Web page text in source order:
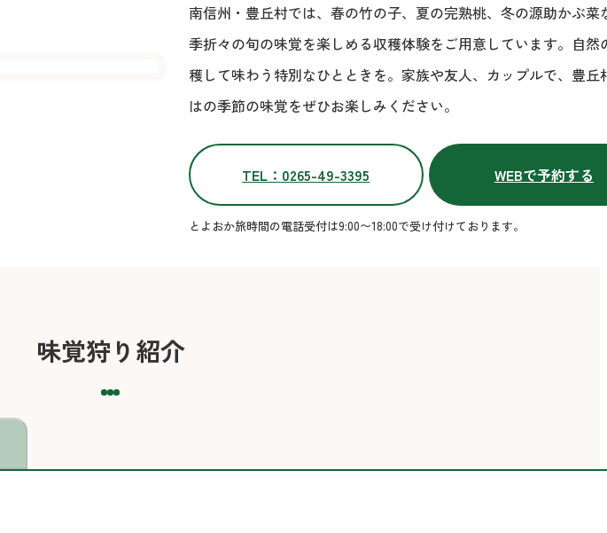
南信州・豊丘村では、春の竹の子、夏の完熟桃、冬の源助かぶ菜
季折々の旬の味覚を楽しめる収穫体験をご用意しています。自然
穫して味わう特別なひとときを。家族や友人、カップルで、豊丘
はの季節の味覚をぜひお楽しみください。
TEL：0265-49-3395 WEBで予約する
とよおか旅時間の電話受付は9:00〜18:00で受け付けております。
味覚狩り紹介